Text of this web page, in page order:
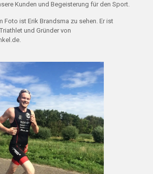
Kunden und Begeisterung für den Sport.
Foto ist Erik Brandsma zu sehen. Er ist
und Gründer von